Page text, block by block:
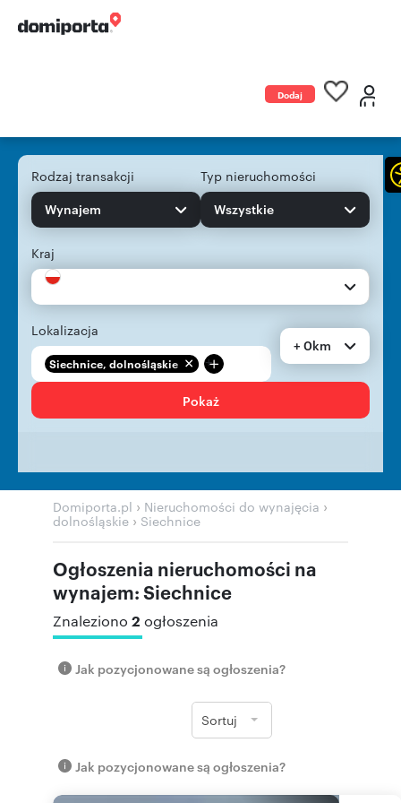
Dodaj
Rodzaj transakcji
Wynajem
Typ nieruchomości
Wszystkie
Kraj
Lokalizacja
Siechnice, dolnośląskie +
+ 0km
Pokaż
Domiporta.pl › Nieruchomości do wynajęcia ›
dolnośląskie › Siechnice
Ogłoszenia nieruchomości na
wynajem: Siechnice
Znaleziono 2 ogłoszenia
Jak pozycjonowane są ogłoszenia?
Sortuj
Jak pozycjonowane są ogłoszenia?